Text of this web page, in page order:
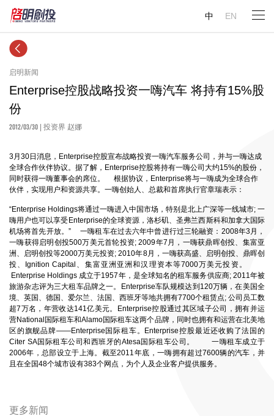
中 EN
启明新闻
Enterprise控股战略投资一嗨汽车 将持有15%股
份
2012/03/30 | 投资界 赵娜
3月30日消息，Enterprise控股宣布战略投资一嗨汽车服务公司，并与一嗨达成
全球合作伙伴协议。据了解，Enterprise控股将持有一嗨公司大约15%的股份，
同时获得一嗨董事会的席位。 根据协议，Enterprise将与一嗨成为全球合作
伙伴，实现用户和资源共享。一嗨创始人、总裁和首席执行官章瑞表示：
“Enterprise Holdings将通过一嗨进入中国市场，特别是北上广深等一线城市; 一
嗨用户也可以享受Enterprise的全球资源，洛杉矶、圣弗兰西斯科和加拿大国际
机场将首先开放。” 一嗨租车在过去六年中曾进行过三轮融资：2008年3月，
一嗨获得启明创投500万美元首轮投资; 2009年7月，一嗨获鼎晖创投、集富亚
洲、启明创投等2000万美元投资; 2010年8月，一嗨获高盛、启明创投、鼎晖创
投、Ignition Capital、集富亚洲亚洲和汉理资本等7000万美元投资。
Enterprise Holdings 成立于1957年，是全球知名的租车服务供应商; 2011年被
旅游杂志评为三大租车品牌之一。Enterprise车队规模达到120万辆，在美国全
境、英国、德国、爱尔兰、法国、西班牙等地共拥有7700个租赁点; 公司员工数
超7万名，年营收达141亿美元。Enterprise控股通过其区域子公司，拥有并运
营National国际租车和Alamo国际租车这两个品牌，同时也拥有和运营在北美地
区的旗舰品牌——Enterprise国际租车。Enterprise控股最近还收购了法国的
Citer SA国际租车公司和西班牙的Atesa国际租车公司。 一嗨租车成立于
2006年，总部设立于上海。截至2011年底，一嗨拥有超过7600辆的汽车，并
且在全国48个城市设有383个网点，为个人及企业客户提供服务。
更多新闻